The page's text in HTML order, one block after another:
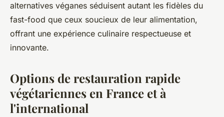
alternatives véganes séduisent autant les fidèles du
fast-food que ceux soucieux de leur alimentation,
offrant une expérience culinaire respectueuse et
innovante.
Options de restauration rapide
végétariennes en France et à
l'international